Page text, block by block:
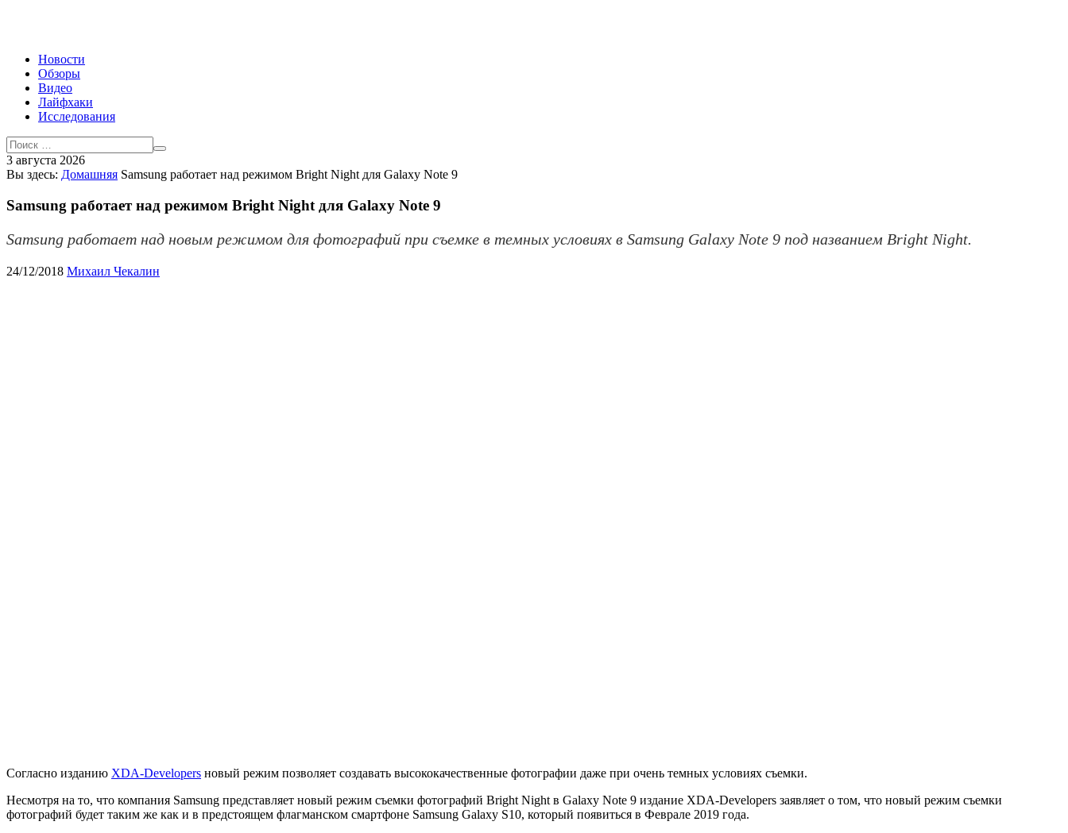
Новости
Обзоры
Видео
Лайфхаки
Исследования
3 августа 2026
Вы здесь: Домашняя Samsung работает над режимом Bright Night для Galaxy Note 9
Samsung работает над режимом Bright Night для Galaxy Note 9
Samsung работает над новым режимом для фотографий при съемке в темных условиях в Samsung Galaxy Note 9 под названием Bright Night.
24/12/2018 Михаил Чекалин
Согласно изданию XDA-Developers новый режим позволяет создавать высококачественные фотографии даже при очень темных условиях съемки.
Несмотря на то, что компания Samsung представляет новый режим съемки фотографий Bright Night в Galaxy Note 9 издание XDA-Developers заявляет о том, что новый режим съемки
фотографий будет таким же как и в предстоящем флагманском смартфоне Samsung Galaxy S10, который появиться в Феврале 2019 года.